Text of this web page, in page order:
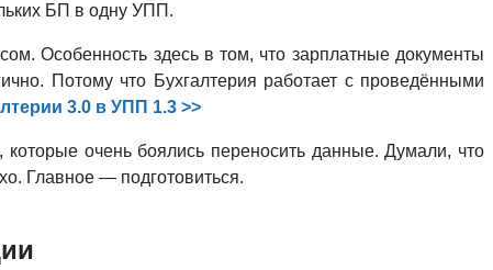
БП в одну УПП.
Особенность здесь в том, что зарплатные документы
Потому что Бухгалтерия работает с проведёнными
3.0 в УПП 1.3 >>
очень боялись переносить данные. Думали, что
Главное — подготовиться.